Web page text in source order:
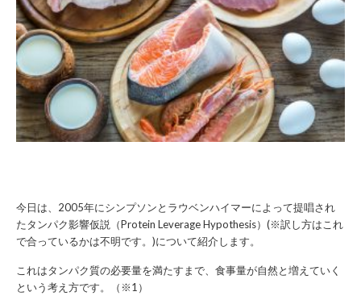
今日は、2005年にシンプソンとラウベンハイマーによって提唱され
たタンパク影響仮説（Protein Leverage Hypothesis）(※訳し方はこれ
で合っているかは不明です。)について紹介します。
これはタンパク質の必要量を満たすまで、食事量が自然と増えていく
という考え方です。（※1）